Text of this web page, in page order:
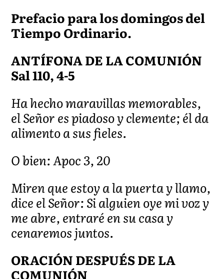
Prefacio para los domingos del
Tiempo Ordinario.
ANTÍFONA DE LA COMUNIÓN
Sal 110, 4-5
Ha hecho maravillas memorables,
el Señor es piadoso y clemente; él da
alimento a sus fieles.
O bien: Apoc 3, 20
Miren que estoy a la puerta y llamo,
dice el Señor: Si alguien oye mi voz y
me abre, entraré en su casa y
cenaremos juntos.
ORACIÓN DESPUÉS DE LA
COMUNIÓN